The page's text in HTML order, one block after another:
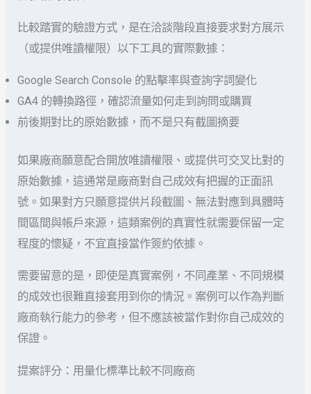
比較踏實的驗證方式，是在洽談階段直接要求對方展示
（或提供唯讀權限）以下工具的實際數據：
Google Search Console 的點擊率與查詢字詞變化
GA4 的轉換路徑，確認流量如何走到詢問或購買
前後期對比的原始數據，而不是只有截圖摘要
如果廠商願意配合開放唯讀權限、或提供可交叉比對的
原始數據，這通常是廠商對自己成效有把握的正面訊
號。如果對方只願意提供片段截圖、無法對應到具體時
間區間與帳戶來源，這類案例的真實性就需要保留一定
程度的懷疑，不宜直接當作簽約依據。
需要留意的是，即使是真實案例，不同產業、不同規模
的成效也很難直接套用到你的情況。案例可以作為判斷
廠商執行能力的參考，但不應該被當作對你自己成效的
保證。
提案評分：用量化標準比較不同廠商